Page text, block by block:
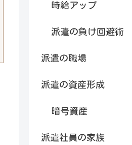
時給アップ
派遣の負け回避術
派遣の職場
派遣の資産形成
暗号資産
派遣社員の家族